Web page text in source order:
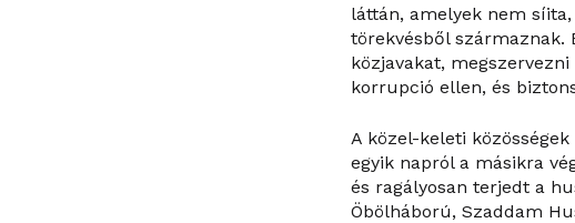
láttán, amelyek nem
törekvésből származnak.
közjavakat,
korrupció ellen, és
A közel-keleti
egyik napról a másikra
és ragályosan terjedt a
Öbölháború, Szaddam